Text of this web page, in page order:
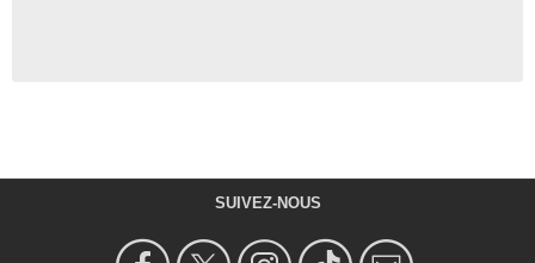
SUIVEZ-NOUS